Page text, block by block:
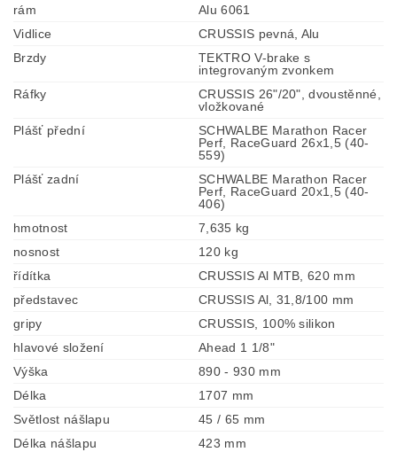
rám
Alu 6061
Vidlice
CRUSSIS pevná, Alu
Brzdy
TEKTRO V-brake s
integrovaným zvonkem
Ráfky
CRUSSIS 26"/20", dvoustěnné,
vložkované
Plášť přední
SCHWALBE Marathon Racer
Perf, RaceGuard 26x1,5 (40-
559)
Plášť zadní
SCHWALBE Marathon Racer
Perf, RaceGuard 20x1,5 (40-
406)
hmotnost
7,635 kg
nosnost
120 kg
řídítka
CRUSSIS Al MTB, 620 mm
představec
CRUSSIS Al, 31,8/100 mm
gripy
CRUSSIS, 100% silikon
hlavové složení
Ahead 1 1/8"
Výška
890 - 930 mm
Délka
1707 mm
Světlost nášlapu
45 / 65 mm
Délka nášlapu
423 mm